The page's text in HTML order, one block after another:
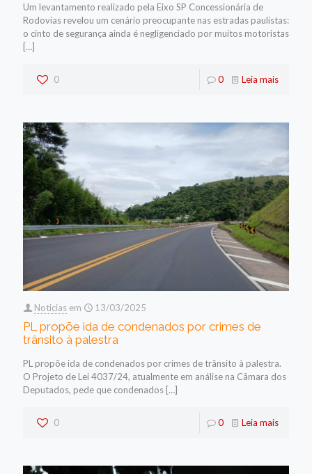
Um levantamento realizado pela Eixo SP Concessionária de
Rodovias revelou um cenário preocupante nas estradas paulistas:
o cinto de segurança ainda é negligenciado por muitos motoristas
[…]
0 0 Leia mais
Noticias em 13/03/2025
PL propõe ida de condenados por crimes de
trânsito à palestra
PL propõe ida de condenados por crimes de trânsito à palestra.
O Projeto de Lei 4037/24, atualmente em análise na Câmara dos
Deputados, pede que condenados […]
0 0 Leia mais